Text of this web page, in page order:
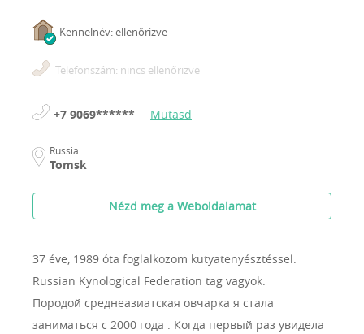
Kennelnév: ellenőrizve
Telefonszám: nincs ellenőrizve
+7 9069****** Mutasd
Russia
Tomsk
Nézd meg a Weboldalamat
37 éve, 1989 óta foglalkozom kutyatenyésztéssel.
Russian Kynological Federation tag vagyok.
Породой среднеазиатская овчарка я стала
заниматься с 2000 года . Когда первый раз увидела